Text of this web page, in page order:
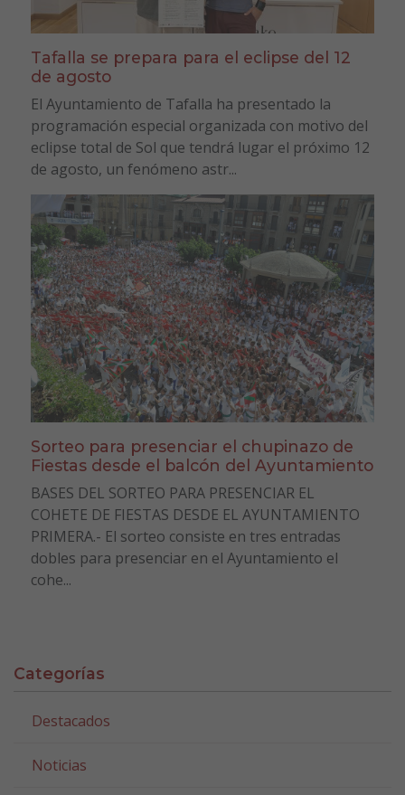
Tafalla se prepara para el eclipse del 12
de agosto
El Ayuntamiento de Tafalla ha presentado la
programación especial organizada con motivo del
eclipse total de Sol que tendrá lugar el próximo 12
de agosto, un fenómeno astr...
Sorteo para presenciar el chupinazo de
Fiestas desde el balcón del Ayuntamiento
BASES DEL SORTEO PARA PRESENCIAR EL
COHETE DE FIESTAS DESDE EL AYUNTAMIENTO
PRIMERA.- El sorteo consiste en tres entradas
dobles para presenciar en el Ayuntamiento el
cohe...
Categorías
Destacados
Noticias